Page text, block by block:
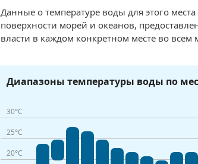
Данные о температуре воды для этого
поверхности морей и океанов,
власти в каждом конкретном месте во
Диапазоны температуры воды по
30°C
25°C
20°C